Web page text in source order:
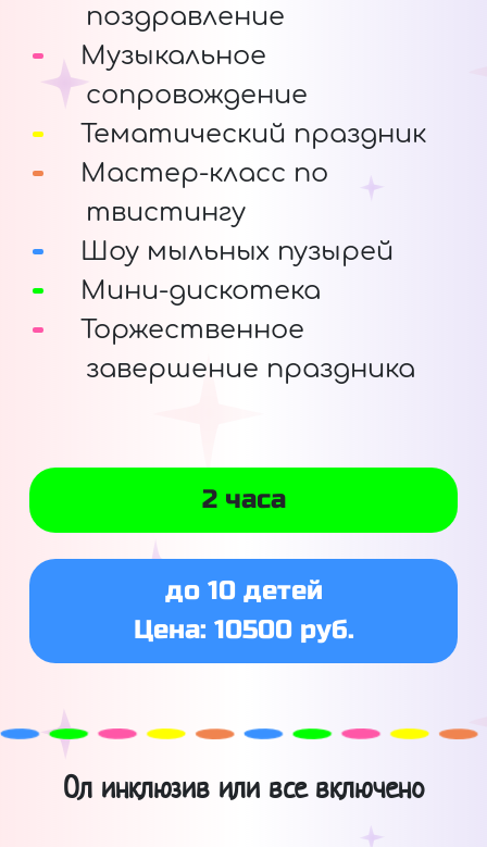
поздравление
Музыкальное
сопровождение
Тематический праздник
Мастер-класс по
твистингу
Шоу мыльных пузырей
Мини-дискотека
Торжественное
завершение праздника
2 часа
до 10 детей
Цена: 10500 руб.
Ол инклюзив или все включено